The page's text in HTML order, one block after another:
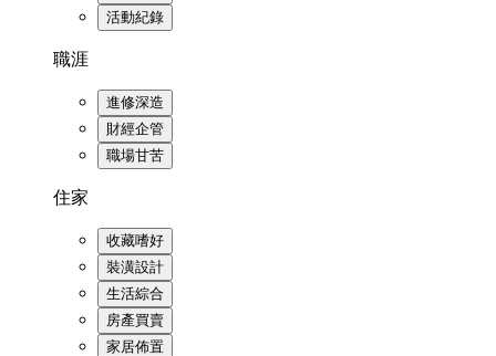
活動紀錄
職涯
進修深造
財經企管
職場甘苦
住家
收藏嗜好
裝潢設計
生活綜合
房產買賣
家居佈置